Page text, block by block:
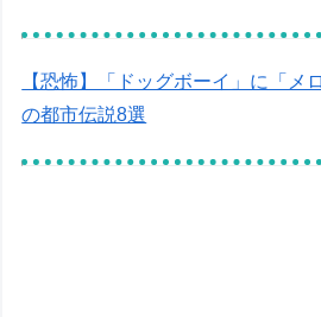
【恐怖】「ドッグボーイ」に「メ
の都市伝説8選